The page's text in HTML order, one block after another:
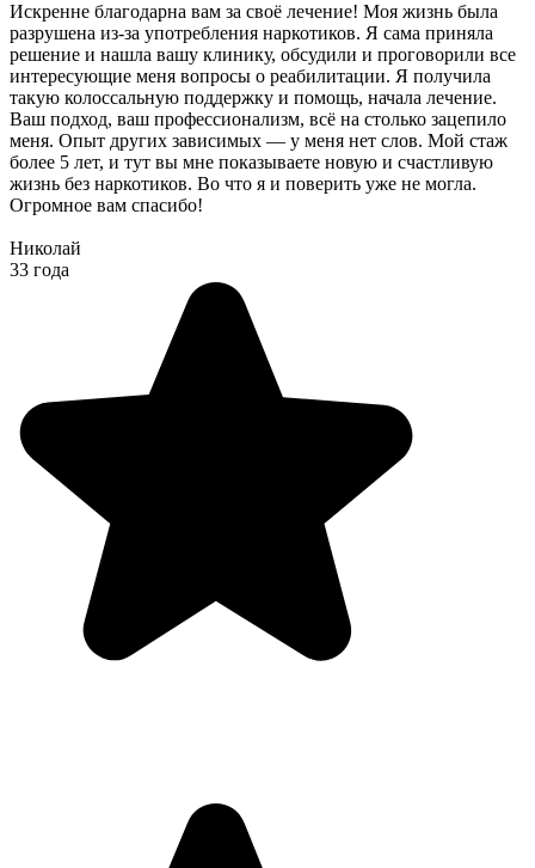
Искренне благодарна вам за своё лечение! Моя жизнь была
разрушена из-за употребления наркотиков. Я сама приняла
решение и нашла вашу клинику, обсудили и проговорили все
интересующие меня вопросы о реабилитации. Я получила
такую колоссальную поддержку и помощь, начала лечение.
Ваш подход, ваш профессионализм, всё на столько зацепило
меня. Опыт других зависимых — у меня нет слов. Мой стаж
более 5 лет, и тут вы мне показываете новую и счастливую
жизнь без наркотиков. Во что я и поверить уже не могла.
Огромное вам спасибо!
Николай
33 года